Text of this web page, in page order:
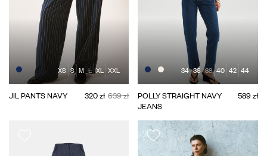
XS S M L XL XXL
JIL PANTS NAVY 320 zł 639 zł
34 36 38 40 42 44
POLLY STRAIGHT NAVY
JEANS
589 zł